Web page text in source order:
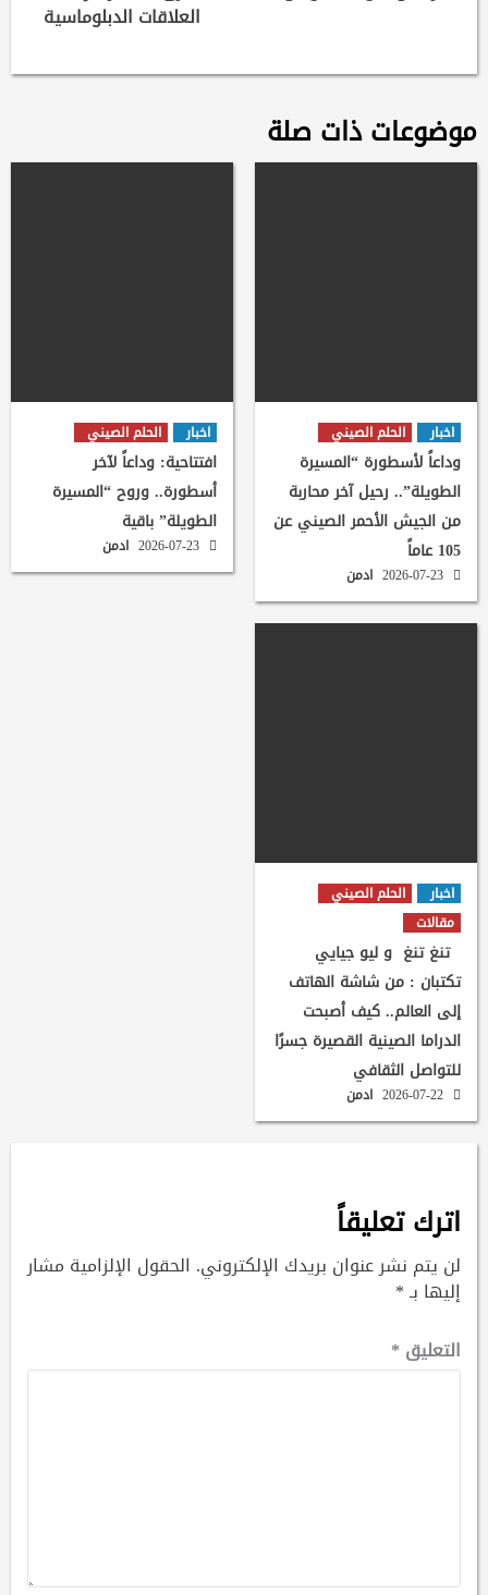
العلاقات الدبلوماسية
موضوعات ذات صلة
اخبار الحلم الصيني
وداعاً لأسطورة “المسيرة
الطويلة”.. رحيل آخر محاربة
من الجيش الأحمر الصيني عن
105 عاماً
ادمن
اخبار الحلم الصيني
افتتاحية: وداعاً لآخر
أسطورة.. وروح “المسيرة
الطويلة” باقية
ادمن
اخبار
الحلم الصيني
مقالات
تنغ تنغ و ليو جيايي
تكتبان : من شاشة الهاتف
إلى العالم.. كيف أصبحت
الدراما الصينية القصيرة جسرًا
للتواصل الثقافي
ادمن
اترك تعليقاً
لن يتم نشر عنوان بريدك الإلكتروني. الحقول الإلزامية مشار
إليها بـ*
التعليق *